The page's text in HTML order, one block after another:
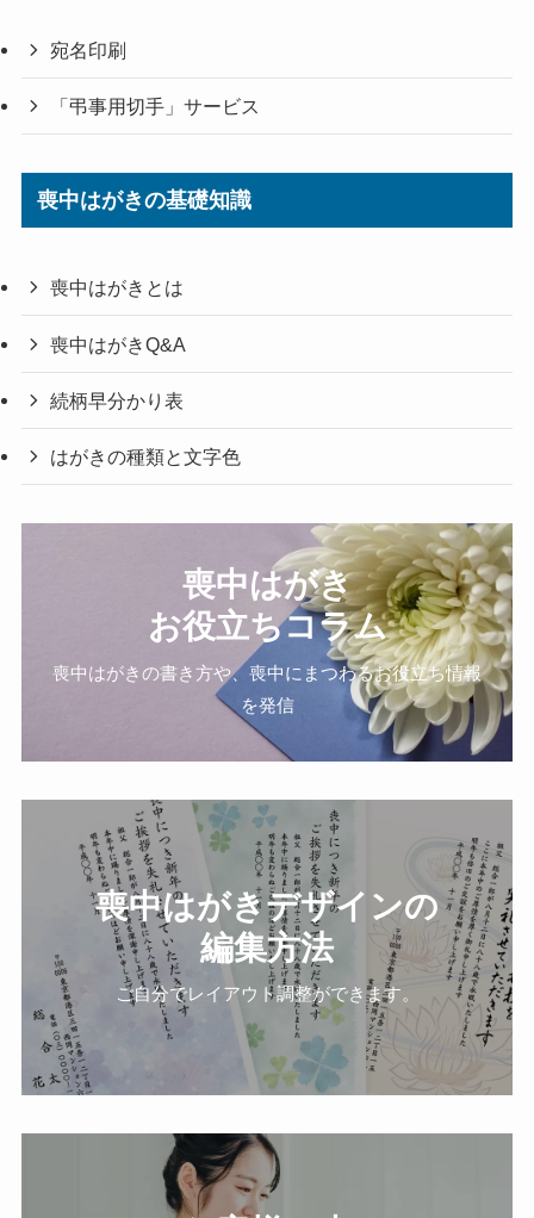
宛名印刷
「弔事用切手」サービス
喪中はがきの基礎知識
喪中はがきとは
喪中はがきQ&A
続柄早分かり表
はがきの種類と文字色
喪中はがき
お役立ちコラム
喪中はがきの書き方や、喪中にまつわるお役立ち情報
を発信
喪中はがきデザインの
編集方法
ご自分でレイアウト調整ができます。